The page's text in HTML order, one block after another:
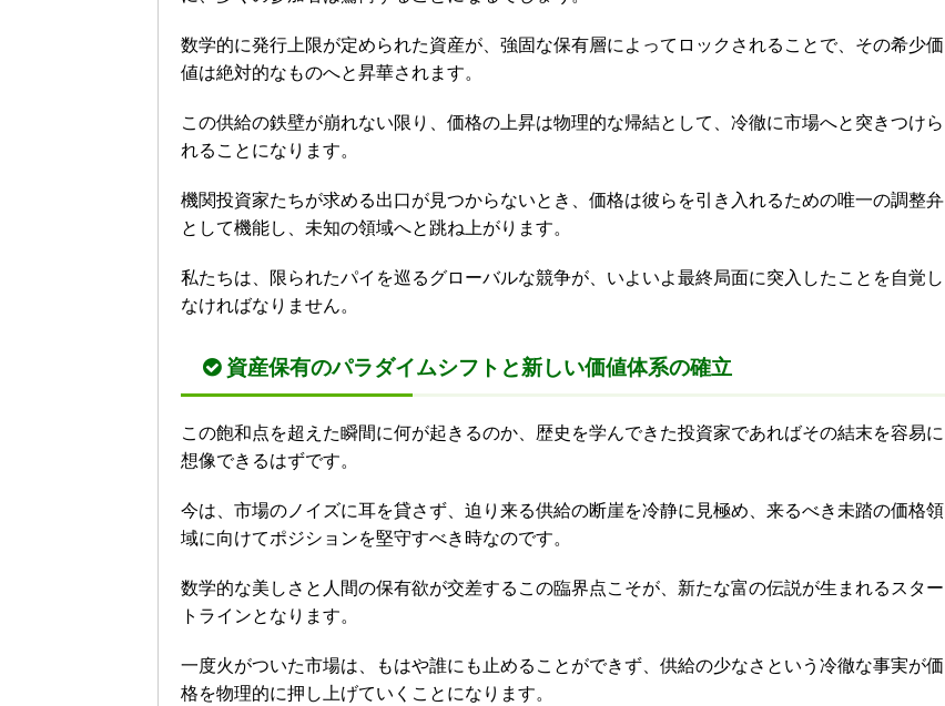
数学的に発行上限が定められた資産が、強固な保有層によってロックされることで、その希少価
値は絶対的なものへと昇華されます。
この供給の鉄壁が崩れない限り、価格の上昇は物理的な帰結として、冷徹に市場へと突きつけら
れることになります。
機関投資家たちが求める出口が見つからないとき、価格は彼らを引き入れるための唯一の調整弁
として機能し、未知の領域へと跳ね上がります。
私たちは、限られたパイを巡るグローバルな競争が、いよいよ最終局面に突入したことを自覚し
なければなりません。
資産保有のパラダイムシフトと新しい価値体系の確立
この飽和点を超えた瞬間に何が起きるのか、歴史を学んできた投資家であればその結末を容易に
想像できるはずです。
今は、市場のノイズに耳を貸さず、迫り来る供給の断崖を冷静に見極め、来るべき未踏の価格領
域に向けてポジションを堅守すべき時なのです。
数学的な美しさと人間の保有欲が交差するこの臨界点こそが、新たな富の伝説が生まれるスター
トラインとなります。
一度火がついた市場は、もはや誰にも止めることができず、供給の少なさという冷徹な事実が価
格を物理的に押し上げていくことになります。